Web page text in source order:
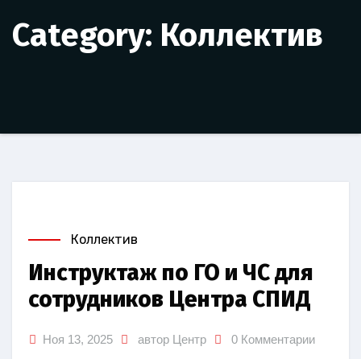
Category: Коллектив
Коллектив
Инструктаж по ГО и ЧС для
сотрудников Центра СПИД
Ноя 13, 2025 автор Центр 0 Комментарии